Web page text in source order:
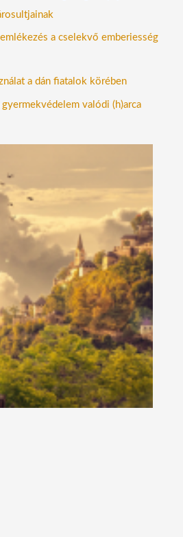
a cselekvő emberiesség
a dán fiatalok körében
valódi (h)arca